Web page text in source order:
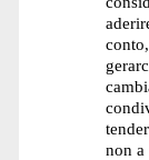
non a